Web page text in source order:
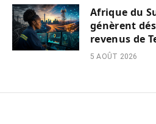
Afrique du
génèrent
revenus de
5 AOÛT 2026